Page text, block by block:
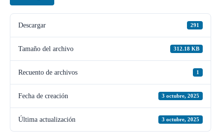
Descargar 291
Tamaño del archivo 312.18 KB
Recuento de archivos 1
Fecha de creación 3 octubre, 2025
Última actualización 3 octubre, 2025